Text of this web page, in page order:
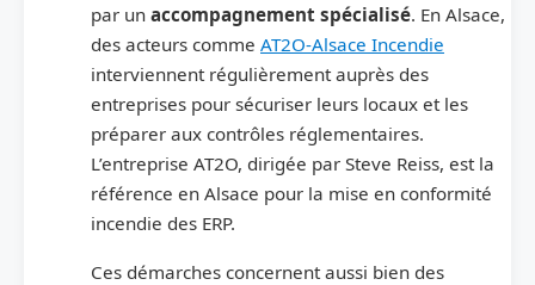
par un accompagnement spécialisé. En Alsace,
des acteurs comme AT2O-Alsace Incendie
interviennent régulièrement auprès des
entreprises pour sécuriser leurs locaux et les
préparer aux contrôles réglementaires.
L’entreprise AT2O, dirigée par Steve Reiss, est la
référence en Alsace pour la mise en conformité
incendie des ERP.
Ces démarches concernent aussi bien des